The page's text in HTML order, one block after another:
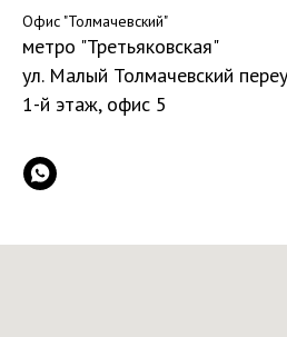
Офис "Толмачевский"
метро "Третьяковская"
ул. Малый Толмачевский
1-й этаж, офис 5